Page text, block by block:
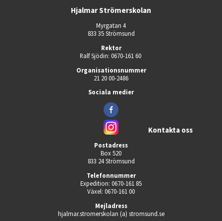
Hjalmar Strömerskolan
Myrgatan 4
833 35 Strömsund
Rektor
Ralf Sjödin: 0670-161 60
Organisationsnummer
21 20 00-2486
Sociala medier
Kontakta oss
Postadress
Box 520
833 24 Strömsund
Telefonnummer
Expedition: 0670-161 85
Växel: 0670-161 00
Mejladress
hjalmar.stromerskolan (a) stromsund.se